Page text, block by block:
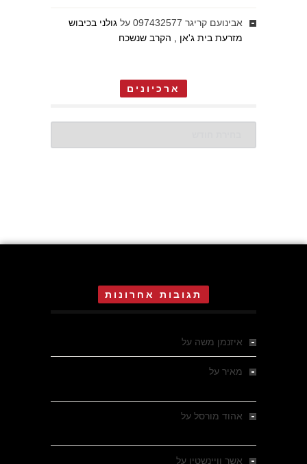
אבינועם קריגר 097432577 על גולני בכיבוש
מזרעת בית ג'אן , הקרב שנשכח
ארכיונים
תגובות אחרונות
איזנמן משה על
מאיר על
אהוד מורסל על
אשר וויינשטין על